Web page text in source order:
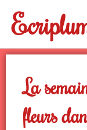
contenu
La
fleurs